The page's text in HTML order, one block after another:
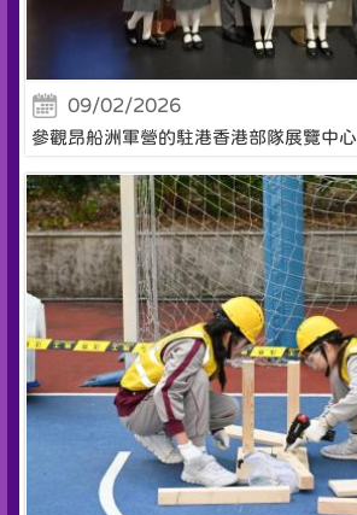
09/02/2026
參觀昂船洲軍營的駐港香港部隊展覽中心